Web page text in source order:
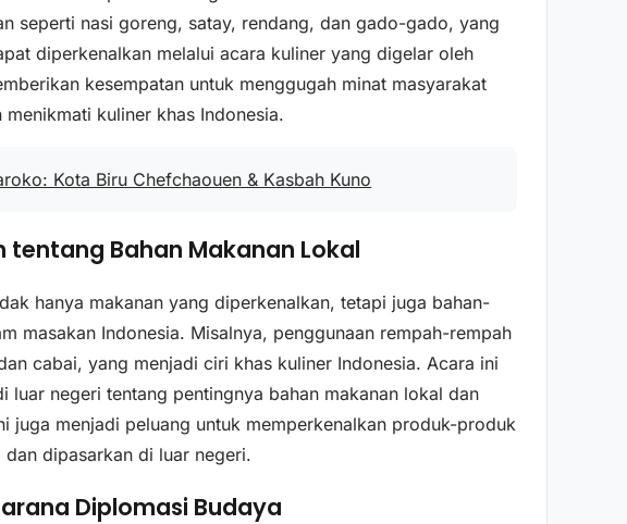
seperti nasi goreng, satay, rendang, dan gado-gado, yang
diperkenalkan melalui acara kuliner yang digelar oleh
kesempatan untuk menggugah minat masyarakat
kuliner khas Indonesia.
Kota Biru Chefchaouen & Kasbah Kuno
tentang Bahan Makanan Lokal
hanya makanan yang diperkenalkan, tetapi juga bahan-
masakan Indonesia. Misalnya, penggunaan rempah-rempah
cabai, yang menjadi ciri khas kuliner Indonesia. Acara ini
luar negeri tentang pentingnya bahan makanan lokal dan
juga menjadi peluang untuk memperkenalkan produk-produk
dipasarkan di luar negeri.
Diplomasi Budaya